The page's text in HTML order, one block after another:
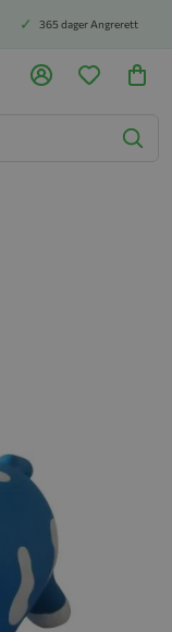
365 dager Angrerett